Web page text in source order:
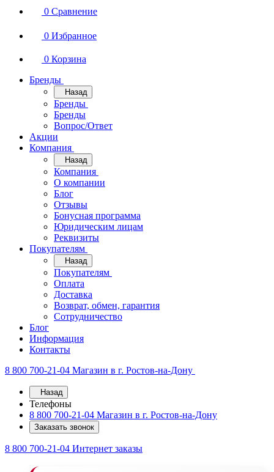
0 Сравнение
0 Избранное
0 Корзина
Бренды
Назад
Бренды
Бренды
Вопрос/Ответ
Акции
Компания
Назад
Компания
О компании
Блог
Отзывы
Бонусная программа
Юридическим лицам
Реквизиты
Покупателям
Назад
Покупателям
Оплата
Доставка
Возврат, обмен, гарантия
Сотрудничество
Блог
Информация
Контакты
8 800 700-21-04 Магазин в г. Ростов-на-Дону
Назад
Телефоны
8 800 700-21-04 Магазин в г. Ростов-на-Дону
Заказать звонок
8 800 700-21-04 Интернет заказы